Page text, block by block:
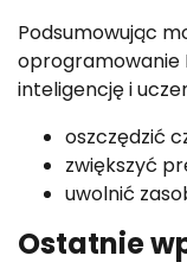
Podsumowując
oprogramowanie
inteligencję i
oszczędzić
zwiększyć
uwolnić
Ostatnie